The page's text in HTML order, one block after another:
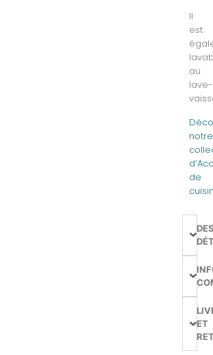
Il
est
au
lave-
notre
de
ET